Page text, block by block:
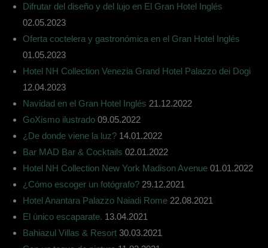
Difrutar del diseño y del lujo en El Gran Hotel Inglés
02.05.2023
Oferta coctelera y gastronómica en el Gran Hotel Inglés
01.05.2023
Hotel NH Collection Venezia Grand Hotel Palazzo dei Dogi
12.04.2023
Navidad en el Gran Hotel Inglés 21.12.2022
GoXismo ilustrado 09.05.2022
¿De donde viene la luz? 14.01.2022
Bar MAD Bar & Cocktails 02.01.2022
Hotel NH Collection New York Madison Avenue 01.01.2022
¿Cómo escoger un fotógrafo? 29.12.2021
Hotel Anantara Palazzo Naiadi Rome 22.08.2021
El único escaparate. 13.04.2021
Bahiazul Villas & Resort 30.03.2021